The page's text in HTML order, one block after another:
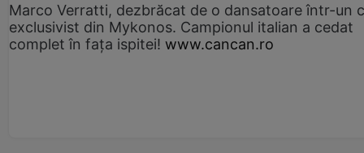
Marco Verratti, dezbrăcat de o dansatoare într-un
exclusivist din Mykonos. Campionul italian a cedat
complet în fața ispitei! www.cancan.ro